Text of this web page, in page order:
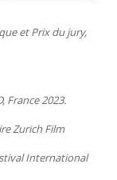
et Prix du jury,
France 2023.
Zurich Film
International